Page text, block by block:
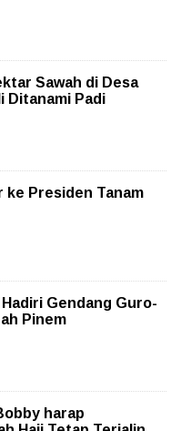
Sawah di Desa
Ditanami Padi
ke Presiden Tanam
Gendang Guro-
Pinem
harap